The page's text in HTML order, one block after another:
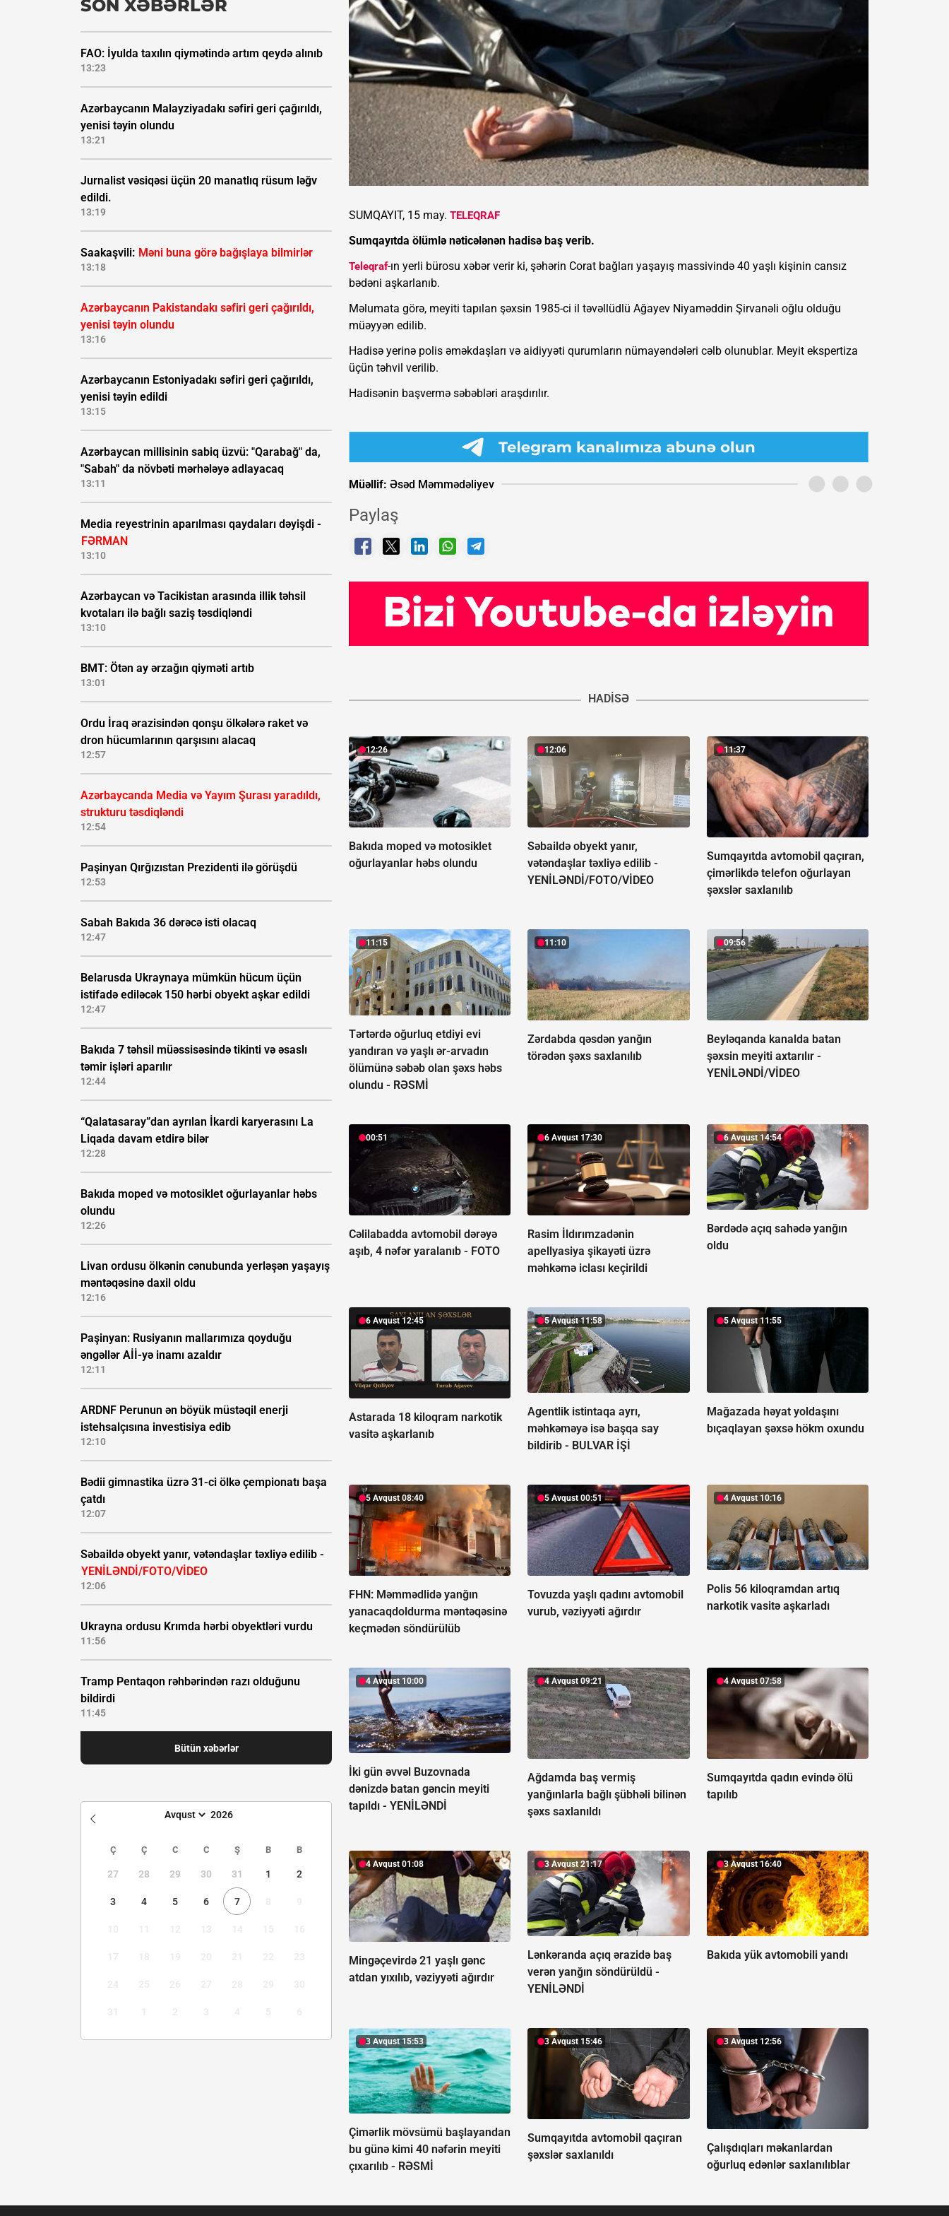
SON XƏBƏRLƏR
FAO: İyulda taxılın qiymətində artım qeydə alınıb
13:23
Azərbaycanın Malayziyadakı səfiri geri çağırıldı,
yenisi təyin olundu
13:21
Jurnalist vəsiqəsi üçün 20 manatlıq rüsum ləğv
edildi.
13:19
Saakaşvili: Məni buna görə bağışlaya bilmirlər
13:18
Azərbaycanın Pakistandakı səfiri geri çağırıldı,
yenisi təyin olundu
13:16
Azərbaycanın Estoniyadakı səfiri geri çağırıldı,
yenisi təyin edildi
13:15
Azərbaycan millisinin sabiq üzvü: "Qarabağ" da,
"Sabah" da növbəti mərhələyə adlayacaq
13:11
Media reyestrinin aparılması qaydaları dəyişdi -
FƏRMAN
13:10
Azərbaycan və Tacikistan arasında illik təhsil
kvotaları ilə bağlı saziş təsdiqləndi
13:10
BMT: Ötən ay ərzağın qiyməti artıb
13:01
Ordu İraq ərazisindən qonşu ölkələrə raket və
dron hücumlarının qarşısını alacaq
12:57
Azərbaycanda Media və Yayım Şurası yaradıldı,
strukturu təsdiqləndi
12:54
Paşinyan Qırğızıstan Prezidenti ilə görüşdü
12:53
Sabah Bakıda 36 dərəcə isti olacaq
12:47
Belarusda Ukraynaya mümkün hücum üçün
istifadə ediləcək 150 hərbi obyekt aşkar edildi
12:47
Bakıda 7 təhsil müəssisəsində tikinti və əsaslı
təmir işləri aparılır
12:44
“Qalatasaray”dan ayrılan İkardi karyerasını La
Liqada davam etdirə bilər
12:28
Bakıda moped və motosiklet oğurlayanlar həbs
olundu
12:26
Livan ordusu ölkənin cənubunda yerləşən yaşayış
məntəqəsinə daxil oldu
12:16
Paşinyan: Rusiyanın mallarımıza qoyduğu
əngəllər Aİİ-yə inamı azaldır
12:11
ARDNF Perunun ən böyük müstəqil enerji
istehsalçısına investisiya edib
12:10
Bədii gimnastika üzrə 31-ci ölkə çempionatı başa
çatdı
12:07
Səbaildə obyekt yanır, vətəndaşlar təxliyə edilib -
YENİLƏNDİ/FOTO/VİDEO
12:06
Ukrayna ordusu Krımda hərbi obyektləri vurdu
11:56
Tramp Pentaqon rəhbərindən razı olduğunu
bildirdi
11:45
Bütün xəbərlər
Ç Ç C C Ş B B
27 28 29 30 31 1 2
3 4 5 6 7
SUMQAYIT, 15 may. TELEQRAF
Sumqayıtda ölümlə nəticələnən hadisə baş verib.
Teleqraf-ın yerli bürosu xəbər verir ki, şəhərin Corat bağları yaşayış massivində 40 yaşlı kişinin cansız
bədəni aşkarlanıb.
Məlumata görə, meyiti tapılan şəxsin 1985-ci il təvəllüdlü Ağayev Niyaməddin Şirvanəli oğlu olduğu
müəyyən edilib.
Hadisə yerinə polis əməkdaşları və aidiyyəti qurumların nümayəndələri cəlb olunublar. Meyit ekspertiza
üçün təhvil verilib.
Hadisənin başvermə səbəbləri araşdırılır.
Müəllif: Əsəd Məmmədəliyev
Paylaş
HADISƏ
12:26
Bakıda moped və motosiklet
oğurlayanlar həbs olundu
12:06
Səbaildə obyekt yanır,
vətəndaşlar təxliyə edilib -
YENİLƏNDİ/FOTO/VİDEO
11:37
Sumqayıtda avtomobil qaçıran,
çimərlikdə telefon oğurlayan
şəxslər saxlanılıb
11:15
Tərtərdə oğurluq etdiyi evi
yandıran və yaşlı ər-arvadın
ölümünə səbəb olan şəxs həbs
olundu - RƏSMİ
11:10
Zərdabda qəsdən yanğın
törədən şəxs saxlanılıb
09:56
Beyləqanda kanalda batan
şəxsin meyiti axtarılır -
YENİLƏNDİ/VİDEO
00:51
Cəlilabadda avtomobil dərəyə
aşıb, 4 nəfər yaralanıb - FOTO
6 Avqust 17:30
Rasim İldırımzadənin
apellyasiya şikayəti üzrə
məhkəmə iclası keçirildi
6 Avqust 14:54
Bərdədə açıq sahədə yanğın
oldu
6 Avqust 12:45
Astarada 18 kiloqram narkotik
vasitə aşkarlanıb
5 Avqust 11:58
Agentlik istintaqa ayrı,
məhkəməyə isə başqa say
bildirib - BULVAR İŞİ
5 Avqust 11:55
Mağazada həyat yoldaşını
bıçaqlayan şəxsə hökm oxundu
5 Avqust 08:40
FHN: Məmmədlidə yanğın
yanacaqdoldurma məntəqəsinə
keçmədən söndürülüb
5 Avqust 00:51
Tovuzda yaşlı qadını avtomobil
vurub, vəziyyəti ağırdır
4 Avqust 10:16
Polis 56 kiloqramdan artıq
narkotik vasitə aşkarladı
4 Avqust 10:00
İki gün əvvəl Buzovnada
dənizdə batan gəncin meyiti
tapıldı - YENİLƏNDİ
4 Avqust 09:21
Ağdamda baş vermiş
yanğınlarla bağlı şübhəli bilinən
şəxs saxlanıldı
4 Avqust 07:58
Sumqayıtda qadın evində ölü
tapılıb
4 Avqust 01:08
Mingəçevirdə 21 yaşlı gənc
atdan yıxılıb, vəziyyəti ağırdır
3 Avqust 21:17
Lənkəranda açıq ərazidə baş
verən yanğın söndürüldü -
YENİLƏNDİ
3 Avqust 16:40
Bakıda yük avtomobili yandı
3 Avqust 15:53
Çimərlik mövsümü başlayandan
bu günə kimi 40 nəfərin meyiti
çıxarılıb - RƏSMİ
3 Avqust 15:46
Sumqayıtda avtomobil qaçıran
şəxslər saxlanıldı
3 Avqust 12:56
Çalışdıqları məkanlardan
oğurluq edənlər saxlanılıblar